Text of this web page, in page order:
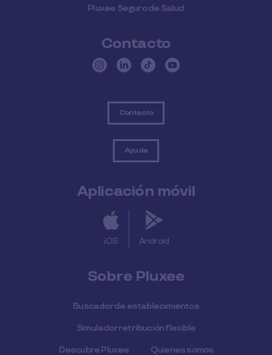
Pluxee Seguro de Salud
Contacto
Contacto
Ayuda
Aplicación móvil
iOS Android
Sobre Pluxee
Buscador de establecimientos
Simulador retribución flexible
Descubre Pluxee Quienes somos